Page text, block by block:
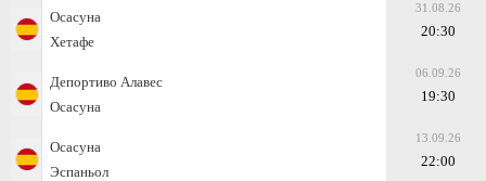
Осасуна
Хетафе
31.08.26
20:30
Депортиво Алавес
Осасуна
06.09.26
19:30
Осасуна
Эспаньол
13.09.26
22:00